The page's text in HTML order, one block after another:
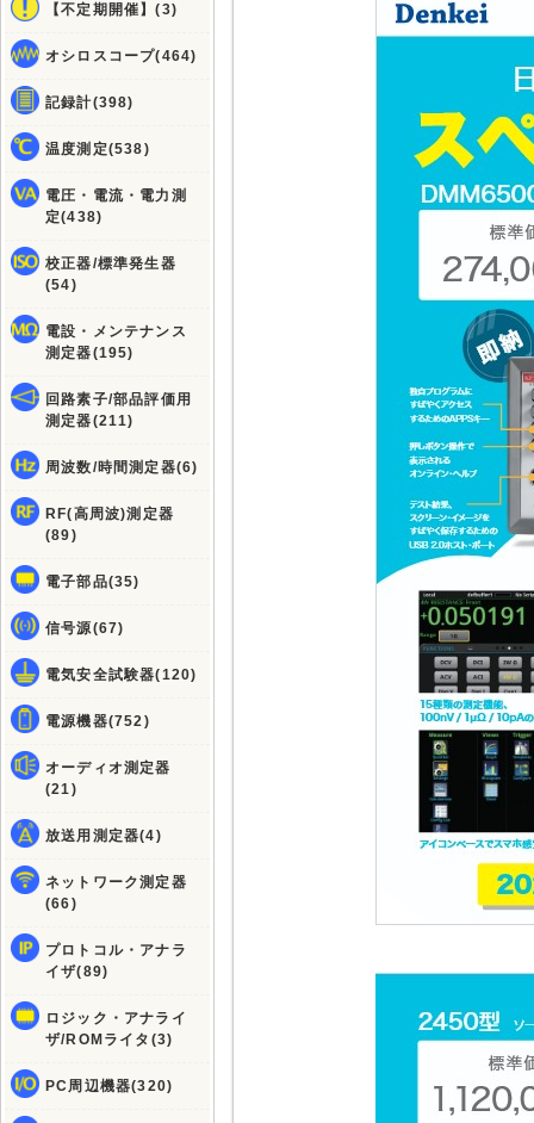
【不定期開催】(3)
オシロスコープ(464)
記録計(398)
温度測定(538)
電圧・電流・電力測
定(438)
校正器/標準発生器
(54)
電設・メンテナンス
測定器(195)
回路素子/部品評価用
測定器(211)
周波数/時間測定器(6)
RF(高周波)測定器
(89)
電子部品(35)
信号源(67)
電気安全試験器(120)
電源機器(752)
オーディオ測定器
(21)
放送用測定器(4)
ネットワーク測定器
(66)
プロトコル・アナラ
イザ(89)
ロジック・アナライ
ザ/ROMライタ(3)
PC周辺機器(320)